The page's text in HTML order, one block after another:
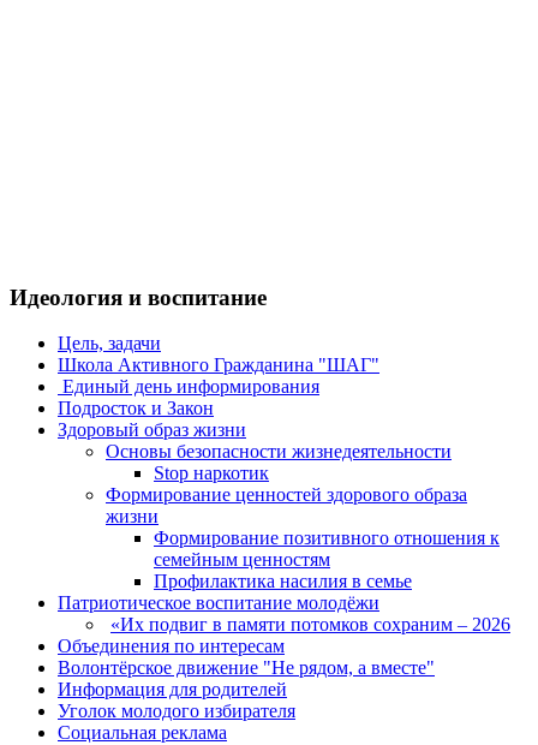
Идеология и воспитание
Цель, задачи
Школа Активного Гражданина "ШАГ"
Единый день информирования
Подросток и Закон
Здоровый образ жизни
Основы безопасности жизнедеятельности
Stop наркотик
Формирование ценностей здорового образа
жизни
Формирование позитивного отношения к
семейным ценностям
Профилактика насилия в семье
Патриотическое воспитание молодёжи
«Их подвиг в памяти потомков сохраним – 2026
Объединения по интересам
Волонтёрское движение "Не рядом, а вместе"
Информация для родителей
Уголок молодого избирателя
Социальная реклама